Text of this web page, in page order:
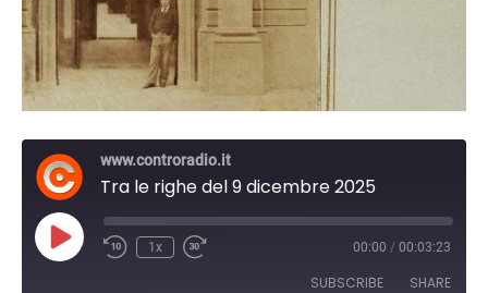
www.controradio.it
Tra le righe del 9 dicembre 2025
Play
Episode
1x 00:00 / 00:03:23
SUBSCRIBE SHARE